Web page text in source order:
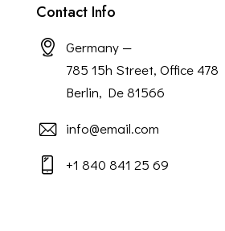
Contact Info
Germany —
785 15h Street, Office 478
Berlin, De 81566
info@email.com
+1 840 841 25 69